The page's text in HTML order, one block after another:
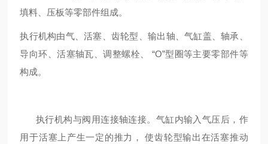
填料、压板等零部件组成。
执行机构由气、活塞、齿轮型、输出轴、气缸盖、轴承、
导向环、活塞轴瓦、调整螺栓、 “O”型圈等主要零部件等
构成。
执行机构与阀用连接轴连接。气缸内输入气压后，作
用于活塞上产生一定的推力， 使齿轮型输出在活塞推动